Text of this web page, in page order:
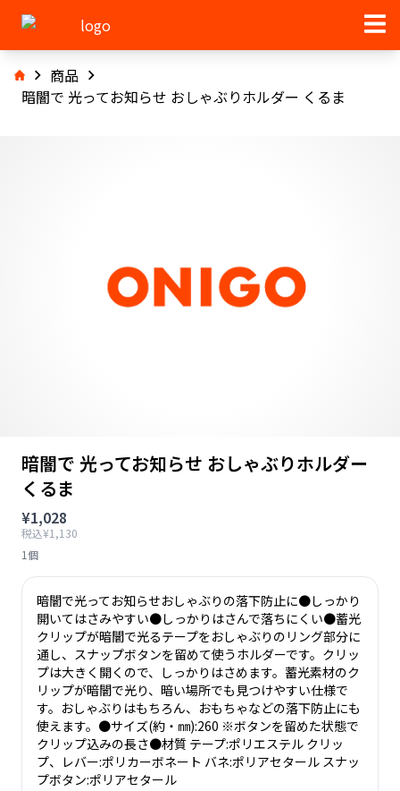
商品
暗闇で 光ってお知らせ おしゃぶりホルダー くるま
暗闇で 光ってお知らせ おしゃぶりホルダー
くるま
¥1,028
税込¥1,130
1個
暗闇で光ってお知らせおしゃぶりの落下防止に●しっかり
開いてはさみやすい●しっかりはさんで落ちにくい●蓄光
クリップが暗闇で光るテープをおしゃぶりのリング部分に
通し、スナップボタンを留めて使うホルダーです。クリッ
プは大きく開くので、しっかりはさめます。蓄光素材のク
リップが暗闇で光り、暗い場所でも見つけやすい仕様で
す。おしゃぶりはもちろん、おもちゃなどの落下防止にも
使えます。●サイズ(約・㎜):260 ※ボタンを留めた状態で
クリップ込みの長さ●材質 テープ:ポリエステル クリッ
プ、レバー:ポリカーボネート バネ:ポリアセタール スナッ
プボタン:ポリアセタール